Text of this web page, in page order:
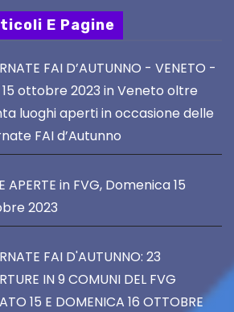
E Pagine
FAI D’AUTUNNO - VENETO -
15 ottobre 2023 in Veneto oltre
luoghi aperti in occasione delle
FAI d’Autunno
APERTE in FVG, Domenica 15
2023
FAI D'AUTUNNO: 23
IN 9 COMUNI DEL FVG
15 E DOMENICA 16 OTTOBRE